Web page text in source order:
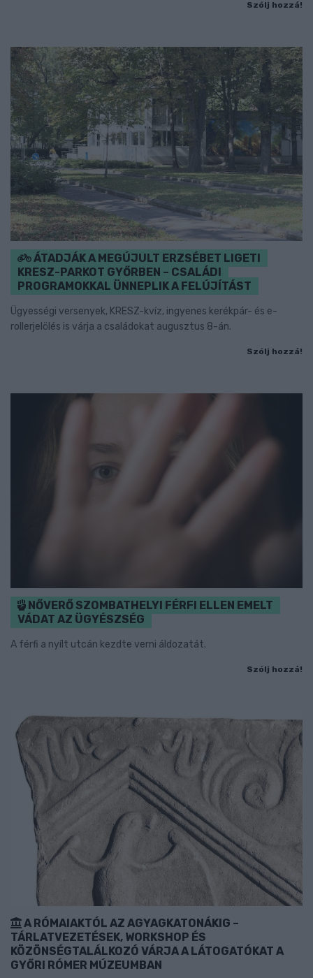
Szólj hozzá!
ÁTADJÁK A MEGÚJULT ERZSÉBET LIGETI
KRESZ-PARKOT GYŐRBEN – CSALÁDI
PROGRAMOKKAL ÜNNEPLIK A FELÚJÍTÁST
Ügyességi versenyek, KRESZ-kvíz, ingyenes kerékpár- és e-
rollerjelölés is várja a családokat augusztus 8-án.
Szólj hozzá!
NŐVERŐ SZOMBATHELYI FÉRFI ELLEN EMELT
VÁDAT AZ ÜGYÉSZSÉG
A férfi a nyílt utcán kezdte verni áldozatát.
Szólj hozzá!
A RÓMAIAKTÓL AZ AGYAGKATONÁKIG –
TÁRLATVEZETÉSEK, WORKSHOP ÉS
KÖZÖNSÉGTALÁLKOZÓ VÁRJA A LÁTOGATÓKAT A
GYŐRI RÓMER MÚZEUMBAN